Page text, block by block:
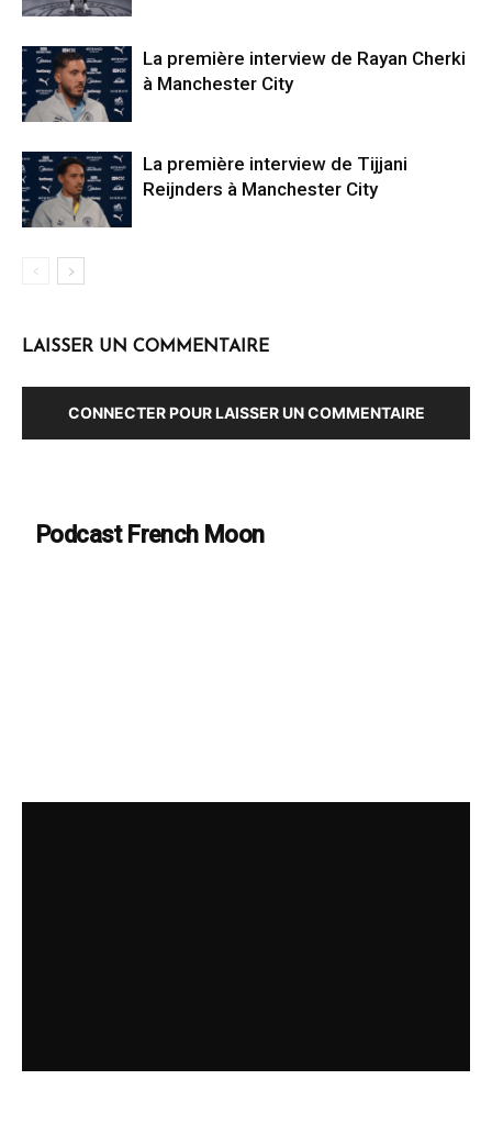
La première interview de Rayan Cherki
à Manchester City
La première interview de Tijjani
Reijnders à Manchester City
LAISSER UN COMMENTAIRE
CONNECTER POUR LAISSER UN COMMENTAIRE
Podcast French Moon